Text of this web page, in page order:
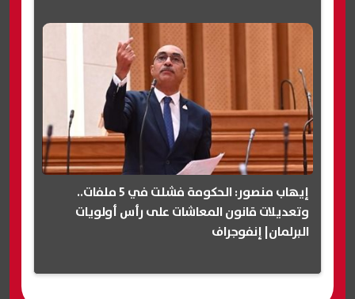
إيهاب منصور: الحكومة فشلت في 5 ملفات..
وتعديلات قانون المعاشات على رأس أولويات
البرلمان| إنفوجراف